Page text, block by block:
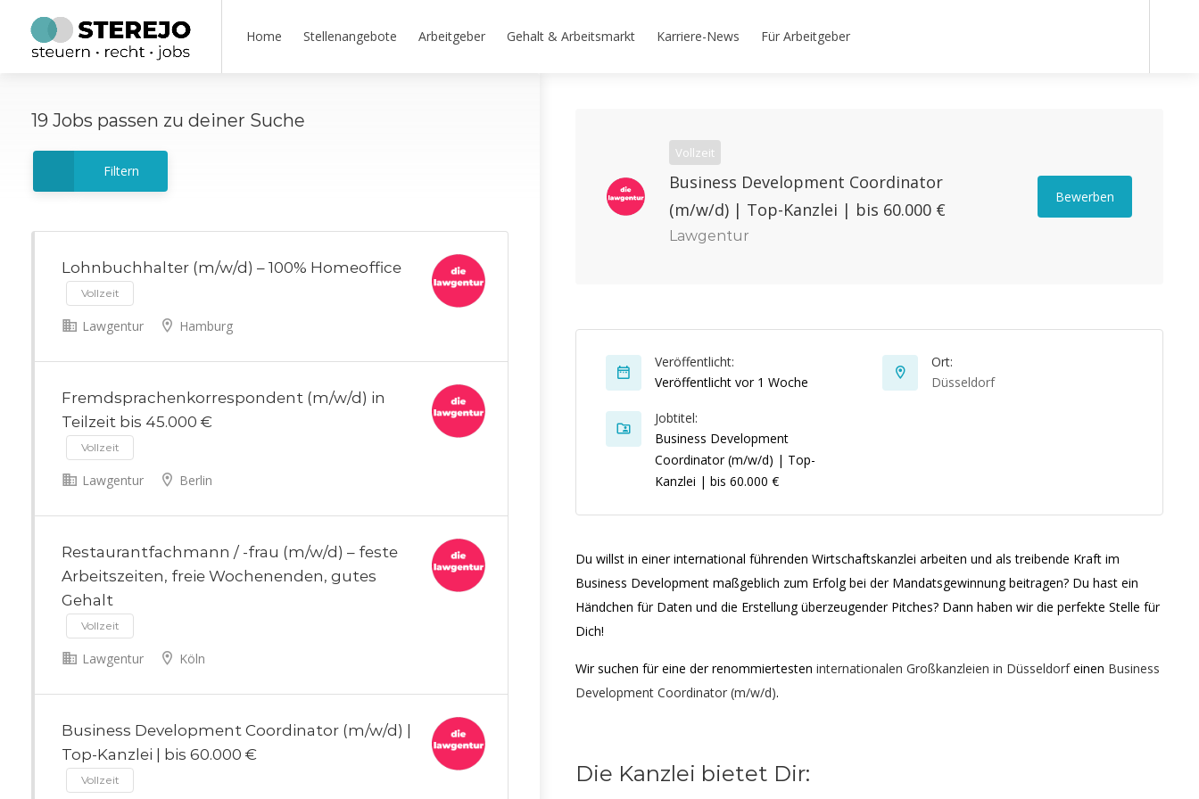
Home Stellenangebote Arbeitgeber Gehalt & Arbeitsmarkt Karriere-News Für Arbeitgeber
50 km
19 Jobs passen zu deiner Suche
Filtern
Lohnbuchhalter (m/w/d) – 100% Homeoffice
Vollzeit
Lawgentur Hamburg
Fremdsprachenkorrespondent (m/w/d) in
Teilzeit bis 45.000 €
Vollzeit
Lawgentur Berlin
Restaurantfachmann / -frau (m/w/d) – feste
Arbeitszeiten, freie Wochenenden, gutes
Gehalt
Vollzeit
Lawgentur Köln
Business Development Coordinator (m/w/d) |
Top-Kanzlei | bis 60.000 €
Vollzeit
Vollzeit
Business Development Coordinator
(m/w/d) | Top-Kanzlei | bis 60.000 €
Lawgentur
Bewerben
Veröffentlicht:
Veröffentlicht vor 1 Woche
Ort:
Düsseldorf
Jobtitel:
Business Development
Coordinator (m/w/d) | Top-
Kanzlei | bis 60.000 €
Du willst in einer international führenden Wirtschaftskanzlei arbeiten und als treibende Kraft im
Business Development maßgeblich zum Erfolg bei der Mandatsgewinnung beitragen? Du hast ein
Händchen für Daten und die Erstellung überzeugender Pitches? Dann haben wir die perfekte Stelle für
Dich!
Wir suchen für eine der renommiertesten internationalen Großkanzleien in Düsseldorfeinen Business
Development Coordinator (m/w/d).
Die Kanzlei bietet Dir: